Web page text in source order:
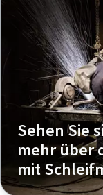
Sehen Sie
mehr über
mit